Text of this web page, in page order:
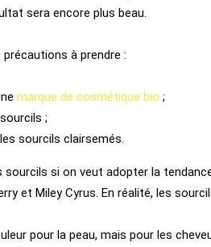
sera encore plus beau.
précautions à prendre :
marque de cosmétique bio ;
;
sourcils clairsemés.
sourcils si on veut adopter la
et Miley Cyrus. En réalité, les
pour la peau, mais pour les